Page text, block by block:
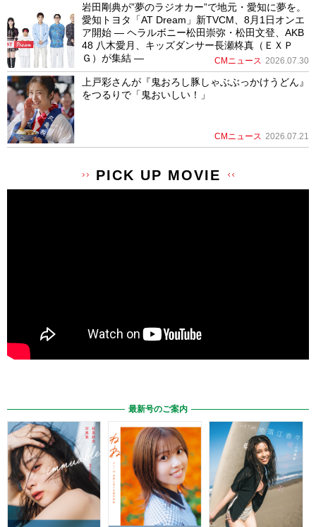
岩田剛典が”夢のラジオカー”で地元・愛知に夢を。
愛知トヨタ「AT Dream」新TVCM、8月1日オンエ
ア開始 ― ヘラルボニー松田崇弥・松田文登、AKB
48 八木愛月、キッズダンサー長瀬柊真（ＥＸＰ
Ｇ）が集結 ―
CMニュース 2026.07.30
上戸彩さんが『鬼おろし豚しゃぶぶっかけうどん』
をつるりで「鬼おいしい！」
CMニュース 2026.07.21
PICK UP MOVIE
最新号のご案内